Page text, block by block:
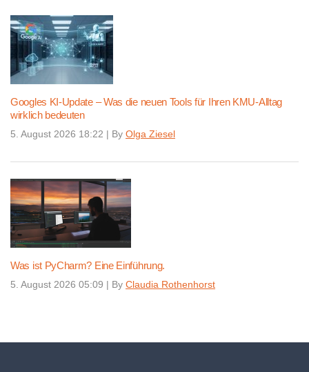
Googles KI-Update – Was die neuen Tools für Ihren KMU-Alltag
wirklich bedeuten
5. August 2026 18:22 | By Olga Ziesel
Was ist PyCharm? Eine Einführung.
5. August 2026 05:09 | By Claudia Rothenhorst